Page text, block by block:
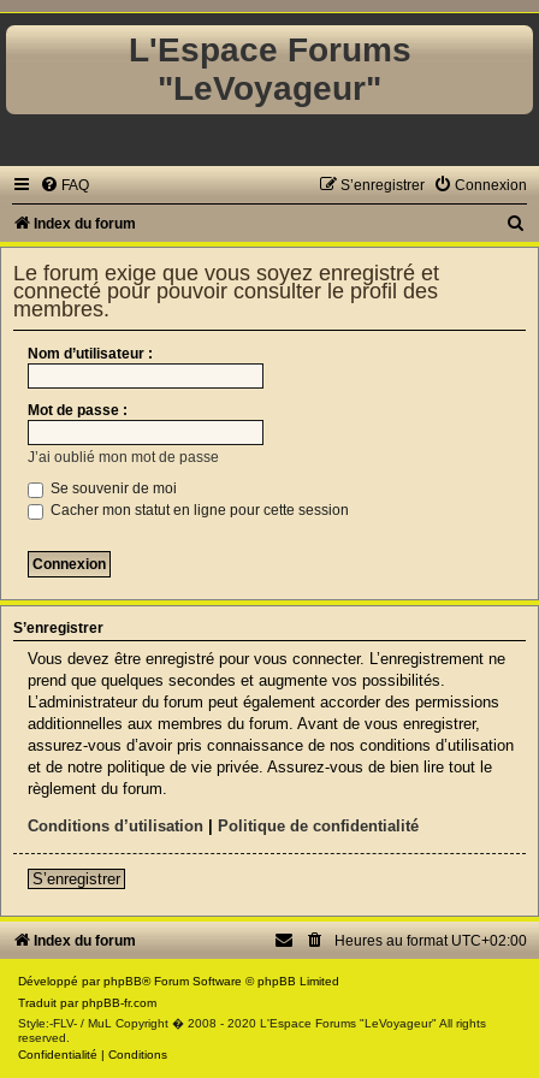
L'Espace Forums
"LeVoyageur"
FAQ Connexion
S’enregistrer
Index du forum
Le forum exige que vous soyez enregistré et
connecté pour pouvoir consulter le profil des
membres.
Nom d’utilisateur :
Mot de passe :
J’ai oublié mon mot de passe
Se souvenir de moi
Cacher mon statut en ligne pour cette session
S’enregistrer
Vous devez être enregistré pour vous connecter. L’enregistrement ne
prend que quelques secondes et augmente vos possibilités.
L’administrateur du forum peut également accorder des permissions
additionnelles aux membres du forum. Avant de vous enregistrer,
assurez-vous d’avoir pris connaissance de nos conditions d’utilisation
et de notre politique de vie privée. Assurez-vous de bien lire tout le
règlement du forum.
Conditions d’utilisation Politique de confidentialité
S’enregistrer
Index du forum Heures au format UTC+02:00
Développé parphpBB® Forum Software © phpBB Limited
Traduit parphpBB-fr.com
Style:-FLV- / MuL Copyright � 2008 - 2020 L'Espace Forums "LeVoyageur" All rights
reserved.
Confidentialité
Conditions